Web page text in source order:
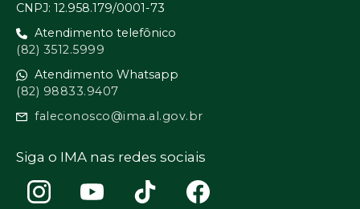
CNPJ: 12.958.179/0001-73
Atendimento telefônico
(82) 3512.5999
Atendimento Whatsapp
(82) 98833.9407
faleconosco@ima.al.gov.br
Siga o IMA nas redes sociais